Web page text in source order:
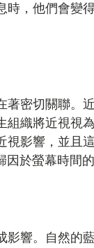
，他們會變
著密切關聯。
組織將近視視
影響，並且
於螢幕時間的
響。自然的